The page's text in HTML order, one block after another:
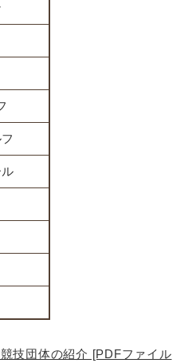
技団体の紹介 [PDFファイル